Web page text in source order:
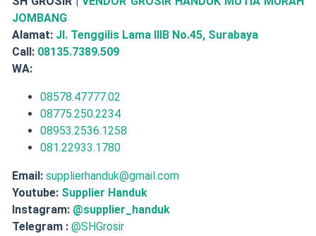
JOMBANG
Alamat: Jl. Tenggilis Lama IIIB No.45, Surabaya
Call: 08135.7389.509
WA:
08578.47777.02
08775.250.2234
08953.2536.1258
081.22933.1780
Email: supplierhanduk@gmail.com
Youtube: Supplier Handuk
Instagram: @supplier_handuk
Telegram : @SHGrosir